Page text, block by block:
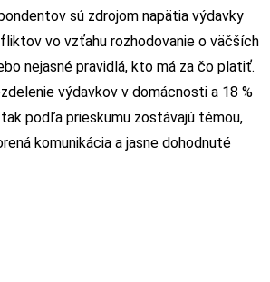
sú zdrojom napätia výdavky
vo vzťahu rozhodovanie o väčších
nejasné pravidlá, kto má za čo platiť.
výdavkov v domácnosti a 18 %
podľa prieskumu zostávajú témou,
komunikácia a jasne dohodnuté